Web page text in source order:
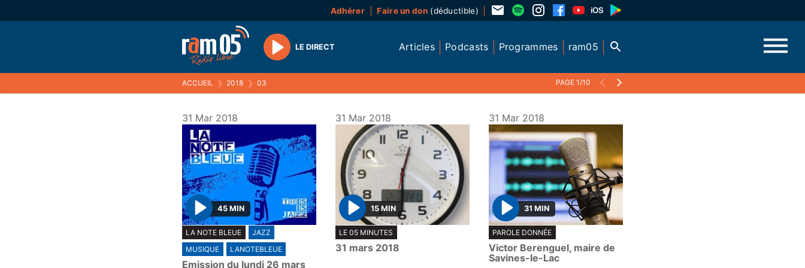
Adhérer Faire un don(déductible)
Play
LE DIRECT Articles Podcasts Programmes ram05
ACCUEIL ❯ 2018 ❯ 03 PAGE 1/10
31 Mar 2018
P
l
a
y
45 MIN
LA NOTE BLEUE
JAZZ
MUSIQUE
LANOTEBLEUE
Emission du lundi 26 mars
31 Mar 2018
P
l
a
15 MIN
LE 05 MINUTES
31 mars 2018
31 Mar 2018
P
l
a
y
31 MIN
PAROLE DONNÉE
Victor Berenguel, maire de
Savines-le-Lac